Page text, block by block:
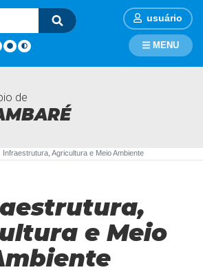
usuário
de
MENU
Infraestrutura, Agricultura e Meio Ambiente
e Meio